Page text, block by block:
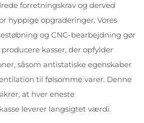
forretningskrav og derved
hyppige opgraderinger. Vores
og CNC-bearbejdning gør
kasser, der opfylder
såsom antistatiske egenskaber
til følsomme varer. Denne
at hver eneste
leverer langsigtet værdi.